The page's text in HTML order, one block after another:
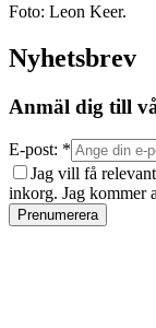
Foto: Leon Keer.
Nyhetsbrev
Anmäl dig till
E-post: *
Jag vill få
inkorg. Jag kommer
Prenumerera